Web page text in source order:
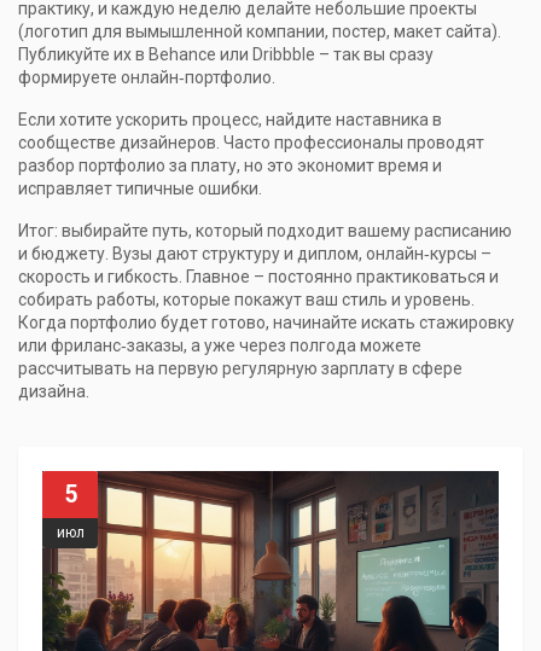
практику, и каждую неделю делайте небольшие проекты
(логотип для вымышленной компании, постер, макет сайта).
Публикуйте их в Behance или Dribbble – так вы сразу
формируете онлайн‑портфолио.
Если хотите ускорить процесс, найдите наставника в
сообществе дизайнеров. Часто профессионалы проводят
разбор портфолио за плату, но это экономит время и
исправляет типичные ошибки.
Итог: выбирайте путь, который подходит вашему расписанию
и бюджету. Вузы дают структуру и диплом, онлайн‑курсы –
скорость и гибкость. Главное – постоянно практиковаться и
собирать работы, которые покажут ваш стиль и уровень.
Когда портфолио будет готово, начинайте искать стажировку
или фриланс‑заказы, а уже через полгода можете
рассчитывать на первую регулярную зарплату в сфере
дизайна.
5
июл